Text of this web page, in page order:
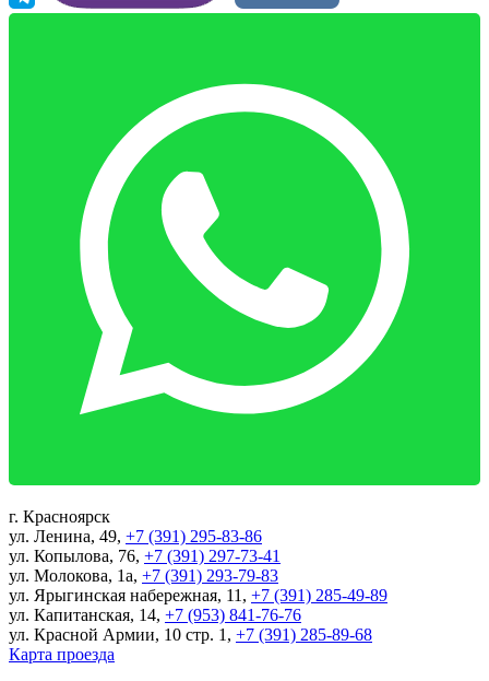
г. Красноярск
ул. Ленина, 49, +7 (391) 295-83-86
ул. Копылова, 76, +7 (391) 297-73-41
ул. Молокова, 1а, +7 (391) 293-79-83
ул. Ярыгинская набережная, 11 , +7 (391) 285-49-89
ул. Капитанская, 14, +7 (953) 841-76-76
ул. Красной Армии, 10 стр. 1 , +7 (391) 285-89-68
Карта проезда